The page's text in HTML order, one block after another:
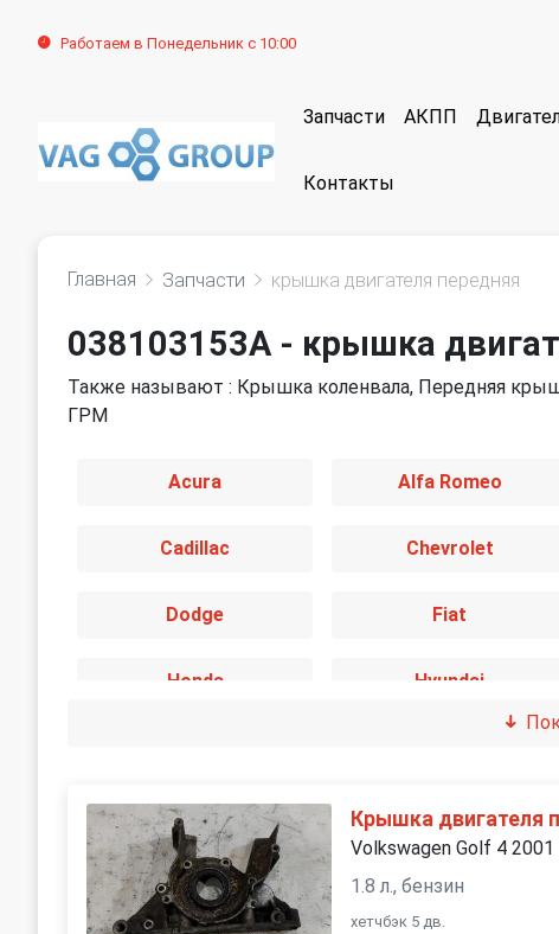
Работаем в Понедельник с 10:00
Запчасти АКПП
Контакты
Главная Запчасти крышка двигателя передняя
038103153A - крышка
Также называют : Крышка коленвала, Передняя
ГРМ
Acura Alfa Romeo
Cadillac Chevrolet
Dodge Fiat
Honda Hyundai
Land Rover Lexus
Mini Mitsubishi
Крышка двигателя
Volkswagen Golf 4 2001
1.8 л., бензин
хетчбэк 5 дв.